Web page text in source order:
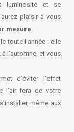
luminosité et se
plaisir à vous
mesure.
toute l’année : elle
l’automne, et vous
d’éviter l’effet
l’air fera de votre
même aux